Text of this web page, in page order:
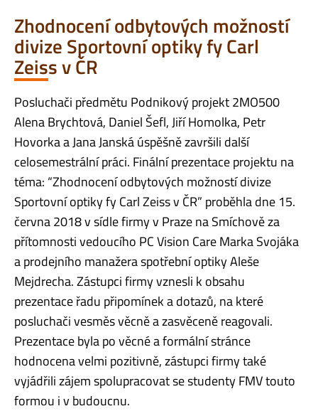
Zhodnocení odbytových možností
divize Sportovní optiky fy Carl
Zeiss v ČR
Posluchači předmětu Podnikový projekt 2MO500
Alena Brychtová, Daniel Šefl, Jiří Homolka, Petr
Hovorka a Jana Janská úspěšně završili další
celosemestrální práci. Finální prezentace projektu na
téma: “Zhodnocení odbytových možností divize
Sportovní optiky fy Carl Zeiss v ČR” proběhla dne 15.
června 2018 v sídle firmy v Praze na Smíchově za
přítomnosti vedoucího PC Vision Care Marka Svojáka
a prodejního manažera spotřební optiky Aleše
Mejdrecha. Zástupci firmy vznesli k obsahu
prezentace řadu připomínek a dotazů, na které
posluchači vesměs věcně a zasvěceně reagovali.
Prezentace byla po věcné a formální stránce
hodnocena velmi pozitivně, zástupci firmy také
vyjádřili zájem spolupracovat se studenty FMV touto
formou i v budoucnu.